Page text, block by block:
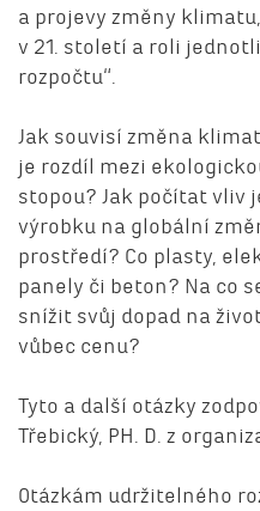
a projevy změny
v 21. století a roli
rozpočtu“.
Jak souvisí změna
je rozdíl mezi
stopou? Jak počítat vliv
výrobku na globální
prostředí? Co plasty,
panely či beton? Na co
snížit svůj dopad na
vůbec cenu?
Tyto a další otázky
Třebický, PH. D. z
Otázkám udržitelného